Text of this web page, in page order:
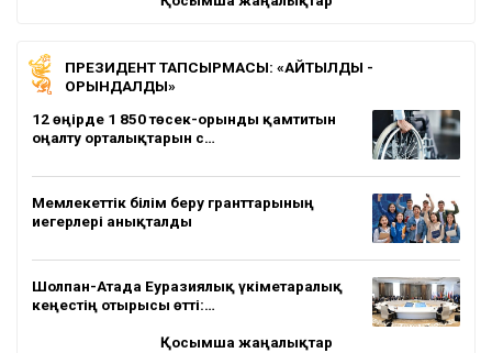
ПРЕЗИДЕНТ ТАПСЫРМАСЫ: «АЙТЫЛДЫ -
ОРЫНДАЛДЫ»
12 өңірде 1 850 төсек-орынды қамтитын
оңалту орталықтарын с…
Мемлекеттік білім беру гранттарының
иегерлері анықталды
Шолпан-Атада Еуразиялық үкіметаралық
кеңестің отырысы өтті:…
Қосымша жаңалықтар